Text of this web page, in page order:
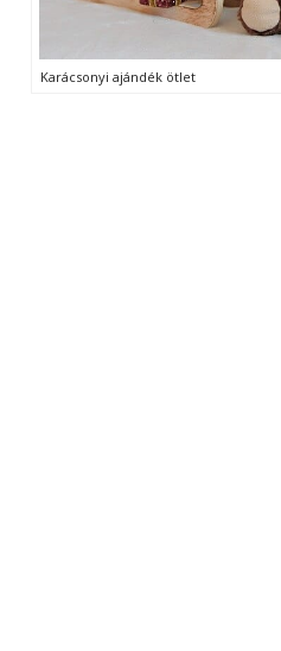
Karácsonyi ajándék ötlet